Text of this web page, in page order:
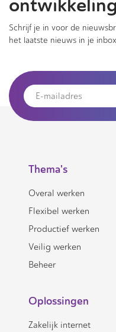
Schrijf je in voor de
het laatste nieuws in je
Thema's
Overal werken
Flexibel werken
Productief werken
Veilig werken
Beheer
Oplossingen
Zakelijk internet